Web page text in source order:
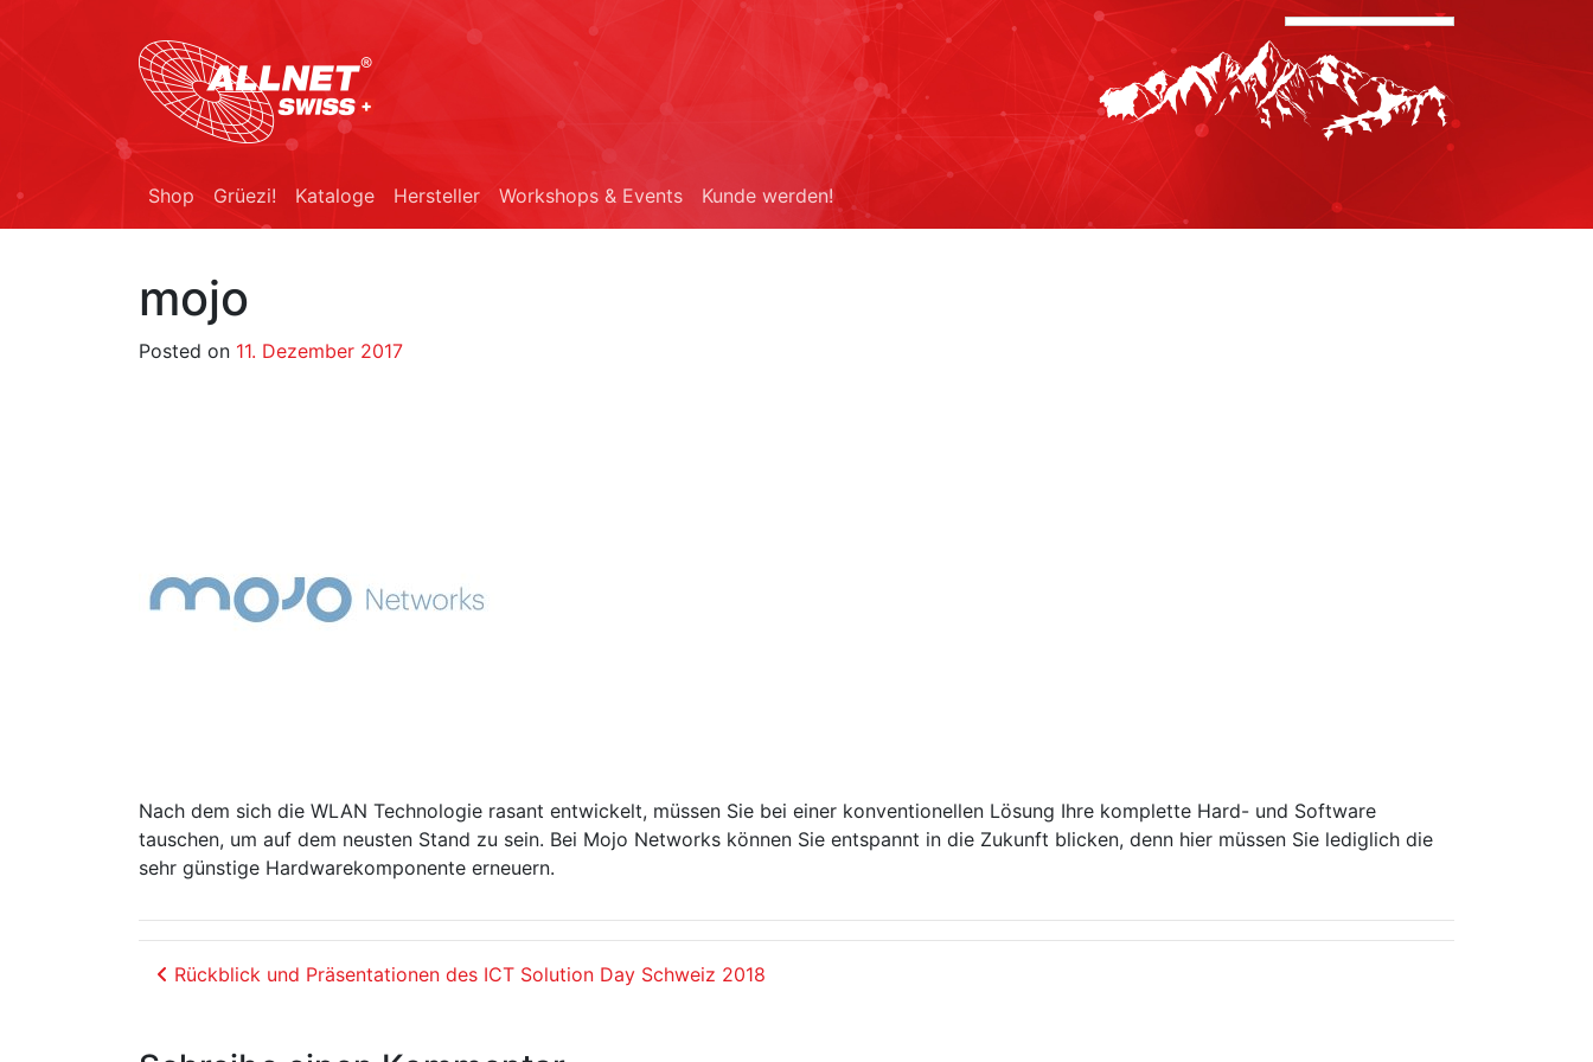
Shop Grüezi! Kataloge Hersteller Workshops & Events Kunde werden!
mojo
Posted on 11. Dezember 2017
Nach dem sich die WLAN Technologie rasant entwickelt, müssen Sie bei einer konventionellen Lösung Ihre komplette Hard- und Software
tauschen, um auf dem neusten Stand zu sein. Bei Mojo Networks können Sie entspannt in die Zukunft blicken, denn hier müssen Sie lediglich die
sehr günstige Hardwarekomponente erneuern.
Beitrags-Navigation
Rückblick und Präsentationen des ICT Solution Day Schweiz 2018